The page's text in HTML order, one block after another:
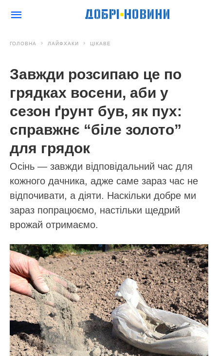
ГОЛОВНА ЛАЙФХАКИ ЦІКАВЕ
Завжди розсипаю це по
грядках восени, аби у
сезон ґрунт був, як пух:
справжнє “біле золото”
для грядок
Осінь — завжди відповідальний час для
кожного дачника, адже саме зараз час не
відпочивати, а діяти. Наскільки добре ми
зараз попрацюємо, настільки щедрий
врожай отримаємо.